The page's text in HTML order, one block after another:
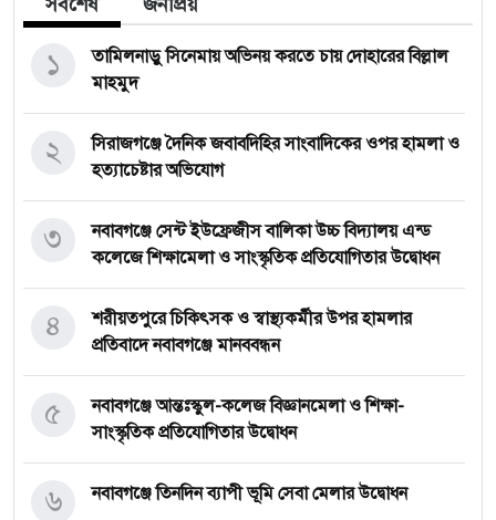
সর্বশেষ জনপ্রিয়
তামিলনাড়ু সিনেমায় অভিনয় করতে চায় দোহারের বিল্লাল
মাহমুদ
১
সিরাজগঞ্জে দৈনিক জবাবদিহির সাংবাদিকের ওপর হামলা ও
হত্যাচেষ্টার অভিযোগ
২
নবাবগঞ্জে সেন্ট ইউফ্রেজীস বালিকা উচ্চ বিদ্যালয় এন্ড
কলেজে শিক্ষামেলা ও সাংস্কৃতিক প্রতিযোগিতার উদ্বোধন
৩
শরীয়তপুরে চিকিৎসক ও স্বাস্থ্যকর্মীর উপর হামলার
প্রতিবাদে নবাবগঞ্জে মানববন্ধন
৪
নবাবগঞ্জে আন্তঃস্কুল-কলেজ বিজ্ঞানমেলা ও শিক্ষা-
সাংস্কৃতিক প্রতিযোগিতার উদ্বোধন
৫
নবাবগঞ্জে তিনদিন ব্যাপী ভূমি সেবা মেলার উদ্বোধন
৬